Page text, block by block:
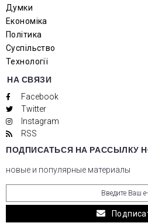
Думки
Економіка
Політика
Суспільство
Технології
НА СВЯЗИ
Facebook
Twitter
Instagram
RSS
ПОДПИСАТЬСЯ НА РАССЫЛКУ
новые и популярные материалы